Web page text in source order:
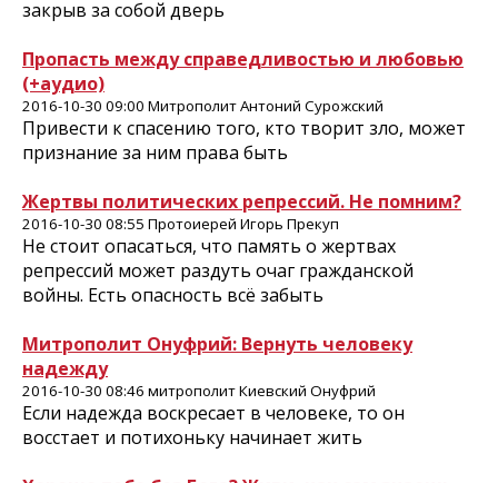
закрыв за собой дверь
Пропасть между справедливостью и любовью
(+аудио)
2016-10-30 09:00 Митрополит Антоний Сурожский
Привести к спасению того, кто творит зло, может
признание за ним права быть
Жертвы политических репрессий. Не помним?
2016-10-30 08:55 Протоиерей Игорь Прекуп
Не стоит опасаться, что память о жертвах
репрессий может раздуть очаг гражданской
войны. Есть опасность всё забыть
Митрополит Онуфрий: Вернуть человеку
надежду
2016-10-30 08:46 митрополит Киевский Онуфрий
Если надежда воскресает в человеке, то он
восстает и потихоньку начинает жить